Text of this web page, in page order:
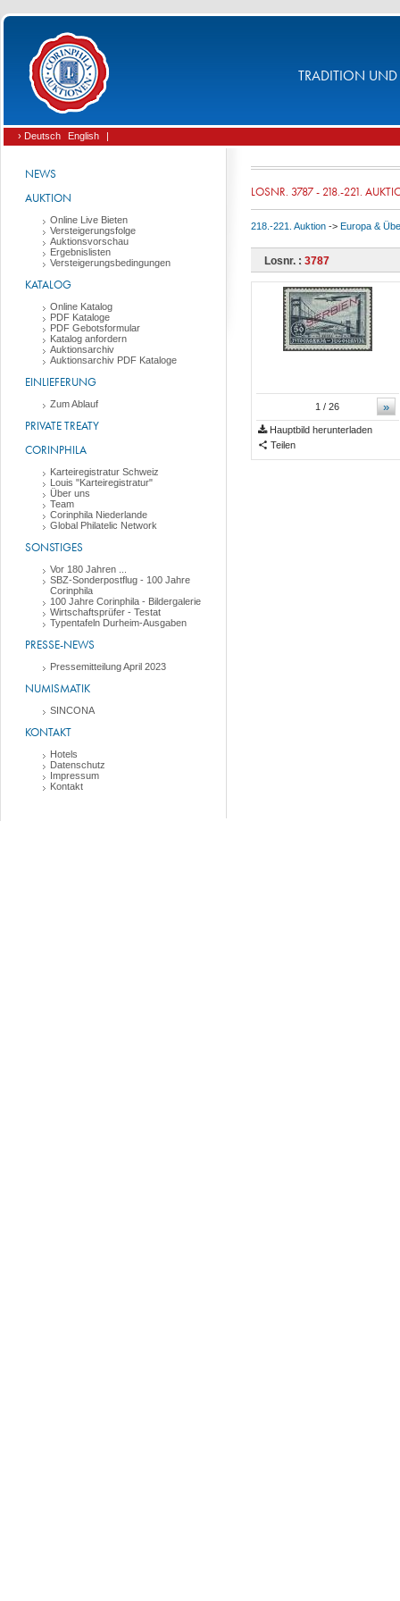
TRADITION UND
› Deutsch English |
NEWS
AUKTION
Online Live Bieten
Versteigerungsfolge
Auktionsvorschau
Ergebnislisten
Versteigerungsbedingungen
KATALOG
Online Katalog
PDF Kataloge
PDF Gebotsformular
Katalog anfordern
Auktionsarchiv
Auktionsarchiv PDF Kataloge
EINLIEFERUNG
Zum Ablauf
PRIVATE TREATY
CORINPHILA
Karteiregistratur Schweiz
Louis "Karteiregistratur"
Über uns
Team
Corinphila Niederlande
Global Philatelic Network
SONSTIGES
Vor 180 Jahren ...
SBZ-Sonderpostflug - 100 Jahre
Corinphila
100 Jahre Corinphila - Bildergalerie
Wirtschaftsprüfer - Testat
Typentafeln Durheim-Ausgaben
PRESSE-NEWS
Pressemitteilung April 2023
NUMISMATIK
SINCONA
KONTAKT
Hotels
Datenschutz
Impressum
Kontakt
LOSNR. 3787 - 218.-221.
218.-221. Auktion -> Europa &
Losnr. : 3787
»
1 / 26
Hauptbild herunterladen
Teilen